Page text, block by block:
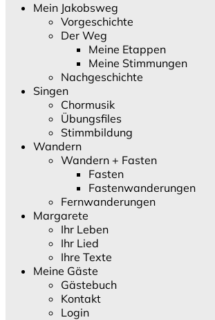
Mein Jakobsweg
Vorgeschichte
Der Weg
Meine Etappen
Meine Stimmungen
Nachgeschichte
Singen
Chormusik
Übungsfiles
Stimmbildung
Wandern
Wandern + Fasten
Fasten
Fastenwanderungen
Fernwanderungen
Margarete
Ihr Leben
Ihr Lied
Ihre Texte
Meine Gäste
Gästebuch
Kontakt
Login